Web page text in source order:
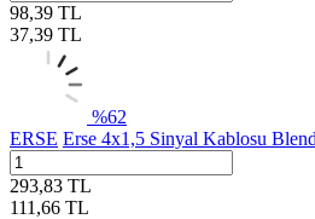
98,39 TL
37,39 TL
%62
ERSE Erse 4x1,5 Sinyal Kablosu
293,83 TL
111,66 TL